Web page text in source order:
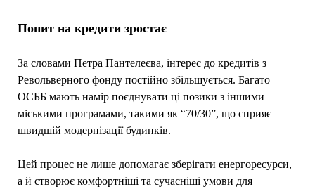
Попит на кредити зростає
За словами Петра Пантелеєва, інтерес до кредитів з
Револьверного фонду постійно збільшується. Багато
ОСББ мають намір поєднувати ці позики з іншими
міськими програмами, такими як “70/30”, що сприяє
швидшій модернізації будинків.
Цей процес не лише допомагає зберігати енергоресурси,
а й створює комфортніші та сучасніші умови для